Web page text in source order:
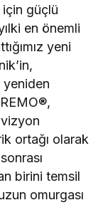
güçlü
en önemli
yeni
ortağı olarak
birini temsil
omurgası